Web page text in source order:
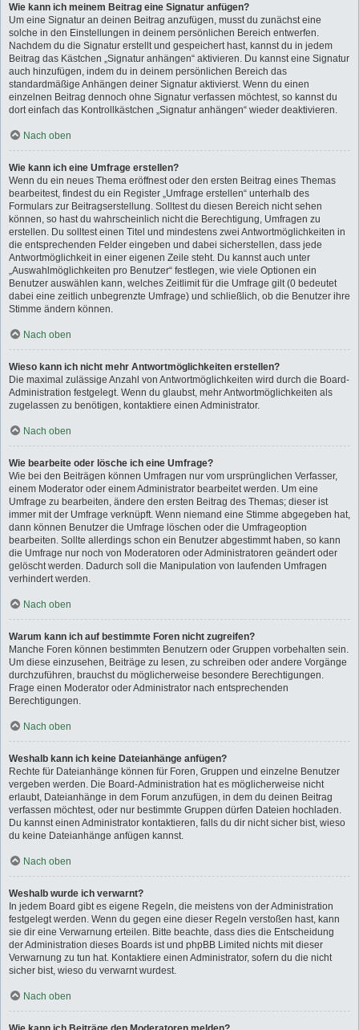
Wie kann ich meinem Beitrag eine Signatur anfügen?
Um eine Signatur an deinen Beitrag anzufügen, musst du zunächst eine
solche in den Einstellungen in deinem persönlichen Bereich entwerfen.
Nachdem du die Signatur erstellt und gespeichert hast, kannst du in jedem
Beitrag das Kästchen „Signatur anhängen“ aktivieren. Du kannst eine Signatur
auch hinzufügen, indem du in deinem persönlichen Bereich das
standardmäßige Anhängen deiner Signatur aktivierst. Wenn du einen
einzelnen Beitrag dennoch ohne Signatur verfassen möchtest, so kannst du
dort einfach das Kontrollkästchen „Signatur anhängen“ wieder deaktivieren.
Nach oben
Wie kann ich eine Umfrage erstellen?
Wenn du ein neues Thema eröffnest oder den ersten Beitrag eines Themas
bearbeitest, findest du ein Register „Umfrage erstellen“ unterhalb des
Formulars zur Beitragserstellung. Solltest du diesen Bereich nicht sehen
können, so hast du wahrscheinlich nicht die Berechtigung, Umfragen zu
erstellen. Du solltest einen Titel und mindestens zwei Antwortmöglichkeiten in
die entsprechenden Felder eingeben und dabei sicherstellen, dass jede
Antwortmöglichkeit in einer eigenen Zeile steht. Du kannst auch unter
„Auswahlmöglichkeiten pro Benutzer“ festlegen, wie viele Optionen ein
Benutzer auswählen kann, welches Zeitlimit für die Umfrage gilt (0 bedeutet
dabei eine zeitlich unbegrenzte Umfrage) und schließlich, ob die Benutzer ihre
Stimme ändern können.
Nach oben
Wieso kann ich nicht mehr Antwortmöglichkeiten erstellen?
Die maximal zulässige Anzahl von Antwortmöglichkeiten wird durch die Board-
Administration festgelegt. Wenn du glaubst, mehr Antwortmöglichkeiten als
zugelassen zu benötigen, kontaktiere einen Administrator.
Nach oben
Wie bearbeite oder lösche ich eine Umfrage?
Wie bei den Beiträgen können Umfragen nur vom ursprünglichen Verfasser,
einem Moderator oder einem Administrator bearbeitet werden. Um eine
Umfrage zu bearbeiten, ändere den ersten Beitrag des Themas; dieser ist
immer mit der Umfrage verknüpft. Wenn niemand eine Stimme abgegeben hat,
dann können Benutzer die Umfrage löschen oder die Umfrageoption
bearbeiten. Sollte allerdings schon ein Benutzer abgestimmt haben, so kann
die Umfrage nur noch von Moderatoren oder Administratoren geändert oder
gelöscht werden. Dadurch soll die Manipulation von laufenden Umfragen
verhindert werden.
Nach oben
Warum kann ich auf bestimmte Foren nicht zugreifen?
Manche Foren können bestimmten Benutzern oder Gruppen vorbehalten sein.
Um diese einzusehen, Beiträge zu lesen, zu schreiben oder andere Vorgänge
durchzuführen, brauchst du möglicherweise besondere Berechtigungen.
Frage einen Moderator oder Administrator nach entsprechenden
Berechtigungen.
Nach oben
Weshalb kann ich keine Dateianhänge anfügen?
Rechte für Dateianhänge können für Foren, Gruppen und einzelne Benutzer
vergeben werden. Die Board-Administration hat es möglicherweise nicht
erlaubt, Dateianhänge in dem Forum anzufügen, in dem du deinen Beitrag
verfassen möchtest, oder nur bestimmte Gruppen dürfen Dateien hochladen.
Du kannst einen Administrator kontaktieren, falls du dir nicht sicher bist, wieso
du keine Dateianhänge anfügen kannst.
Nach oben
Weshalb wurde ich verwarnt?
In jedem Board gibt es eigene Regeln, die meistens von der Administration
festgelegt werden. Wenn du gegen eine dieser Regeln verstoßen hast, kann
sie dir eine Verwarnung erteilen. Bitte beachte, dass dies die Entscheidung
der Administration dieses Boards ist und phpBB Limited nichts mit dieser
Verwarnung zu tun hat. Kontaktiere einen Administrator, sofern du die nicht
sicher bist, wieso du verwarnt wurdest.
Nach oben